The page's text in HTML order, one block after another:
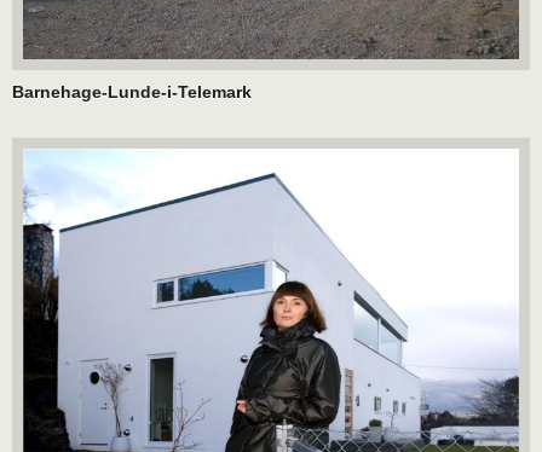
Barnehage-Lunde-i-Telemark